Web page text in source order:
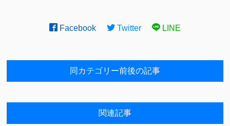
Facebook Twitter LINE
同カテゴリー前後の記事
関連記事